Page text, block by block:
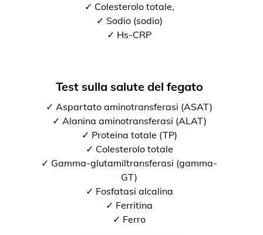
✓ Colesterolo totale,
✓ Sodio (sodio)
✓ Hs-CRP
Test sulla salute del fegato
✓ Aspartato aminotransferasi (ASAT)
✓ Alanina aminotransferasi (ALAT)
✓ Proteina totale (TP)
✓ Colesterolo totale
✓ Gamma-glutamiltransferasi (gamma-
GT)
✓ Fosfatasi alcalina
✓ Ferritina
✓ Ferro